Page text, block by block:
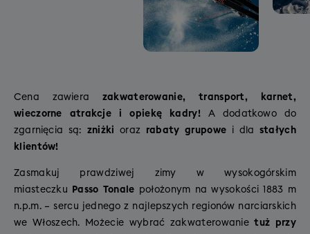
Cena zawiera zakwaterowanie, transport, karnet,
wieczorne atrakcje i opiekę kadry! A dodatkowo do
zgarnięcia są: zniżkioraz rabaty grupowe i dla stałych
klientów!
Zasmakuj prawdziwej zimy w wysokogórskim
miasteczku
Passo Tonale położonym na wysokości 1883 m
n.p.m. – sercu jednego z najlepszych regionów narciarskich
we Włoszech. Możecie wybrać zakwaterowanietuż przy